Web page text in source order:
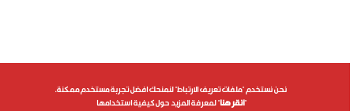
نحن نستخدم "ملفات تعريف الارتباط" لنمنحك افضل تجربة مستخدم ممكنة.
انقر هنا" لمعرفة المزيد حول كيفية استخدامها